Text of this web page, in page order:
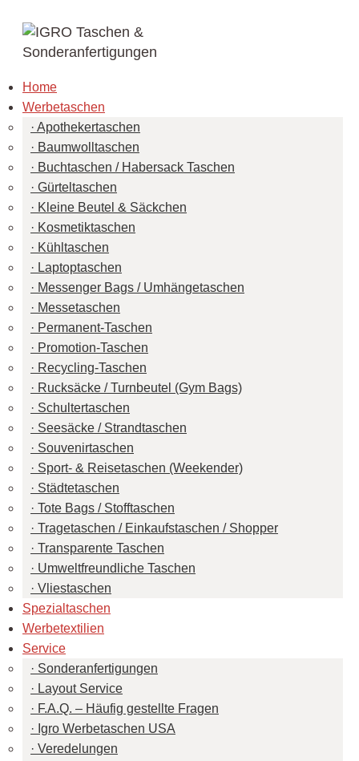
Home
Werbetaschen
Apothekertaschen
Baumwolltaschen
Buchtaschen / Habersack Taschen
Gürteltaschen
Kleine Beutel & Säckchen
Kosmetiktaschen
Kühltaschen
Laptoptaschen
Messenger Bags / Umhängetaschen
Messetaschen
Permanent-Taschen
Promotion-Taschen
Recycling-Taschen
Rucksäcke / Turnbeutel (Gym Bags)
Schultertaschen
Seesäcke / Strandtaschen
Souvenirtaschen
Sport- & Reisetaschen (Weekender)
Städtetaschen
Tote Bags / Stofftaschen
Tragetaschen / Einkaufstaschen / Shopper
Transparente Taschen
Umweltfreundliche Taschen
Vliestaschen
Spezialtaschen
Werbetextilien
Service
Sonderanfertigungen
Layout Service
F.A.Q. – Häufig gestellte Fragen
Igro Werbetaschen USA
Veredelungen